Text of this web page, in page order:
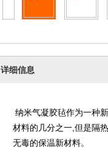
详细信息
纳米气凝胶毡作为一种
材料的几分之一,但是隔
无毒的保温新材料。